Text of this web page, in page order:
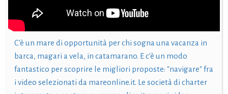
C'è un mare di opportunità per chi sogna una vacanza in
barca, magari a vela, in catamarano. E c'è un modo
fantastico per scoprire le migliori proposte: "navigare" fra
i video selezionati da mareonline.it. Le società di charter